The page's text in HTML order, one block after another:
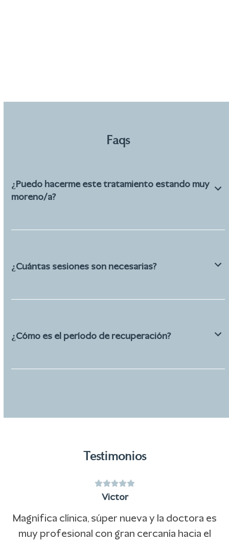
Faqs
¿Puedo hacerme este tratamiento estando muy
moreno/a?
¿Cuántas sesiones son necesarias?
¿Cómo es el período de recuperación?
Testimonios
left
and
Puntuación:
Victor
Magnífica clínica, súper nueva y la doctora es
muy profesional con gran cercanía hacia el